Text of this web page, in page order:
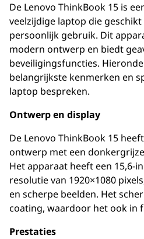
De Lenovo ThinkBook 15 is
veelzijdige laptop die
persoonlijk gebruik. Dit
modern ontwerp en biedt
beveiligingsfuncties.
belangrijkste kenmerken en
laptop bespreken.
Ontwerp en display
De Lenovo ThinkBook 15
ontwerp met een
Het apparaat heeft een 15,6-
resolutie van 1920×1080
en scherpe beelden. Het
coating, waardoor het ook in
Prestaties